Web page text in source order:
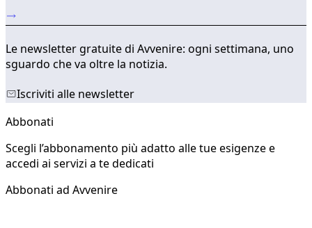
Le newsletter gratuite di Avvenire: ogni settimana, uno
sguardo che va oltre la notizia.
Iscriviti alle newsletter
Abbonati
Scegli l’abbonamento più adatto alle tue esigenze e
accedi ai servizi a te dedicati
Abbonati ad Avvenire